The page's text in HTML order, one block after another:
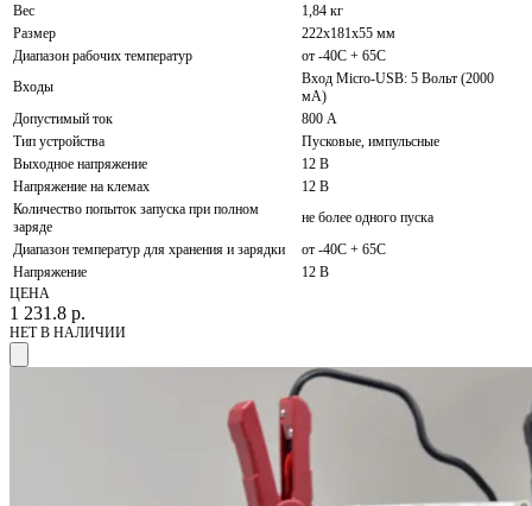
Вес
1,84 кг
Размер
222x181x55 мм
Диапазон рабочих температур
от -40С + 65С
Входы
Вход Micro-USB: 5 Вольт (2000
мА)
Допустимый ток
800 А
Тип устройства
Пусковые, импульсные
Выходное напряжение
12 В
Напряжение на клемах
12 В
Количество попыток запуска при полном
заряде
не более одного пуска
Диапазон температур для хранения и зарядки
от -40С + 65С
Напряжение
12 В
ЦЕНА
1 231.8 р.
НЕТ В НАЛИЧИИ